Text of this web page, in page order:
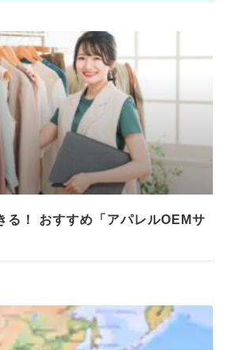
る！ おすすめ「アパレルOEMサ